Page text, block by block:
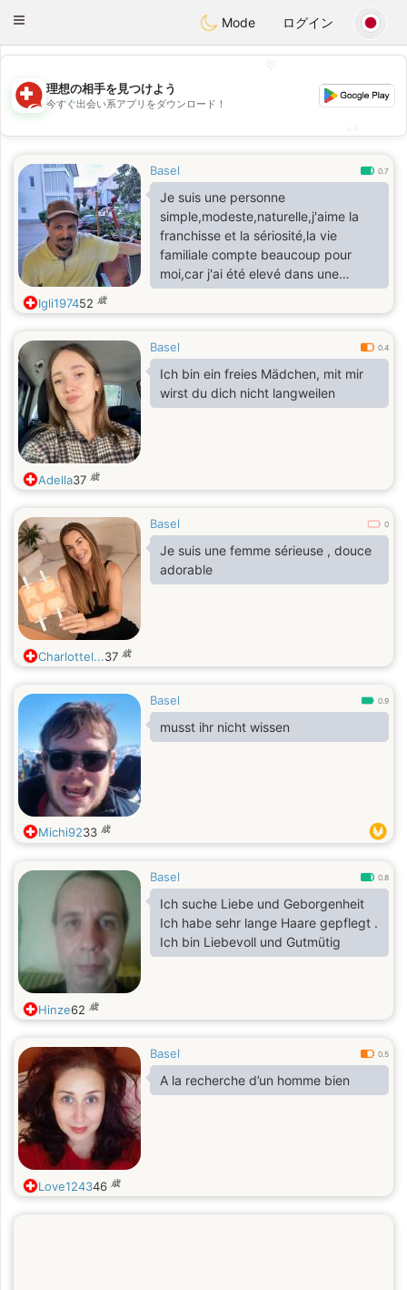
Suissi
Toggle
Mode ログイン
💖
💕
理想の相手を見つけよう
今すぐ出会い系アプリをダウンロード！
Basel 0.7
Je suis une personne
simple,modeste,naturelle,j'aime la
franchisse et la sériosité,la vie
familiale compte beaucoup pour
moi,car j'ai été elevé dans une
grande famille.
Igli197452 歳
Basel 0.4
Ich bin ein freies Mädchen, mit mir
wirst du dich nicht langweilen
Adella37 歳
Basel 0
Je suis une femme sérieuse , douce
adorable
Charlottel...37 歳
Basel 0.9
musst ihr nicht wissen
Michi9233 歳
Basel 0.8
Ich suche Liebe und Geborgenheit
Ich habe sehr lange Haare gepflegt .
Ich bin Liebevoll und Gutmütig
Hinze62 歳
Basel 0.5
A la recherche d’un homme bien
Love124346 歳